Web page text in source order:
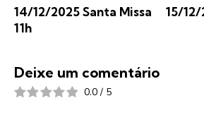
14/12/2025 Santa Missa
11h
15/12/
Deixe um comentário
0.0 / 5